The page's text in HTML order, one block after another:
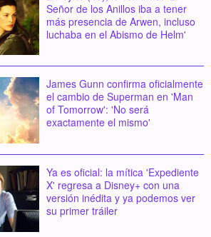
Señor de los Anillos iba a tener
más presencia de Arwen, incluso
luchaba en el Abismo de Helm'
James Gunn confirma oficialmente
el cambio de Superman en 'Man
of Tomorrow': 'No será
exactamente el mismo'
Ya es oficial: la mítica 'Expediente
X' regresa a Disney+ con una
versión inédita y ya podemos ver
su primer tráiler